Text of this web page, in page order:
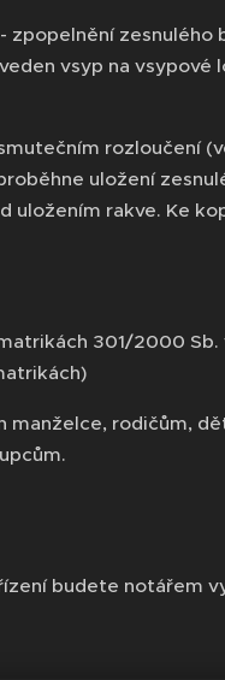
- zpopelnění zesnulého
vsyp na vsypové
rozloučení
uložení
uložením rakve. Ke
301/2000
manželce, rodičům,
budete notářem